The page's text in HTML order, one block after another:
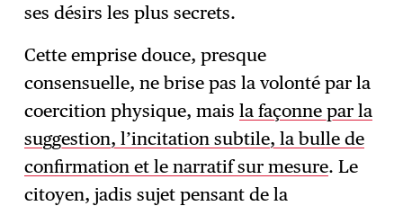
ses désirs les plus secrets.
Cette emprise douce, presque
consensuelle, ne brise pas la volonté par la
coercition physique, maisla façonne par la
suggestion, l’incitation subtile, la bulle de
confirmation et le narratif sur mesure. Le
citoyen, jadis sujet pensant de la